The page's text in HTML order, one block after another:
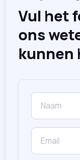
Vul het
ons
kunnen